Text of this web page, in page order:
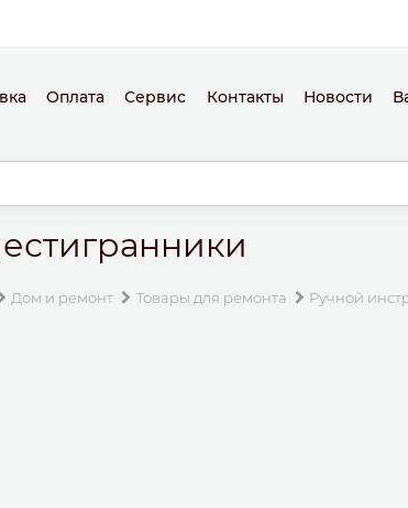
Оплата Сервис Контакты Новости
Дом и ремонт Товары для ремонта Ручной